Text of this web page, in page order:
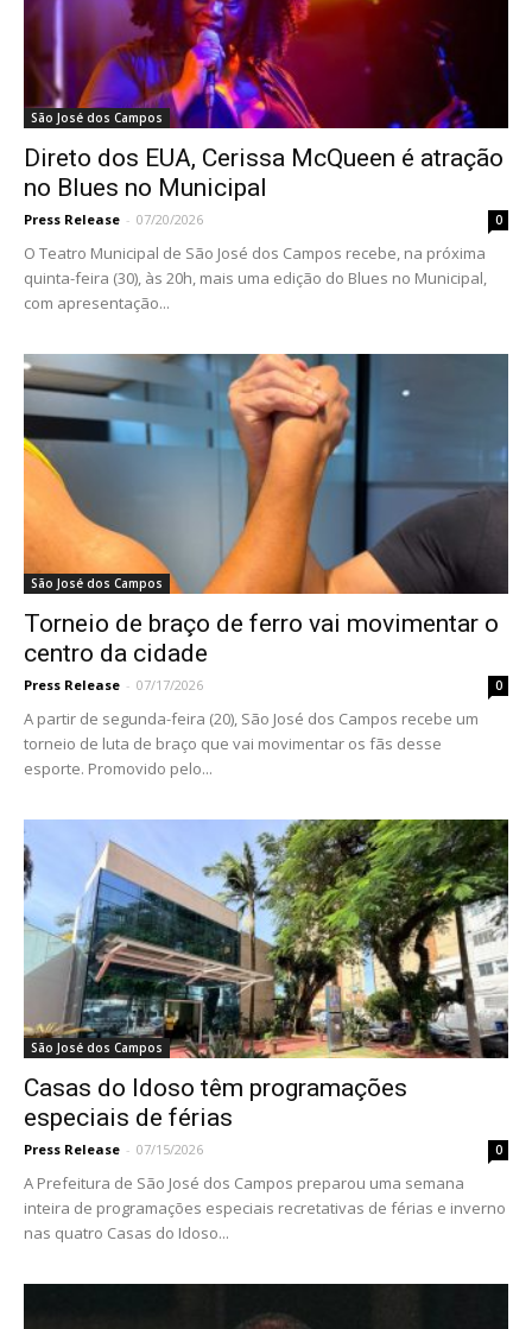
São José dos Campos
Direto dos EUA, Cerissa McQueen é atração
no Blues no Municipal
Press Release - 07/20/2026 0
O Teatro Municipal de São José dos Campos recebe, na próxima
quinta-feira (30), às 20h, mais uma edição do Blues no Municipal,
com apresentação...
São José dos Campos
Torneio de braço de ferro vai movimentar o
centro da cidade
Press Release - 07/17/2026 0
A partir de segunda-feira (20), São José dos Campos recebe um
torneio de luta de braço que vai movimentar os fãs desse
esporte. Promovido pelo...
São José dos Campos
Casas do Idoso têm programações
especiais de férias
Press Release - 07/15/2026 0
A Prefeitura de São José dos Campos preparou uma semana
inteira de programações especiais recretativas de férias e inverno
nas quatro Casas do Idoso...